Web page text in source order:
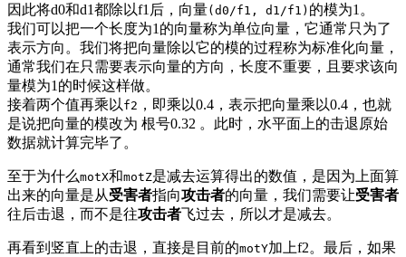
因此将d0和d1都除以f1后，向量(d0/f1, d1/f1) 的模为1。
我们可以把一个长度为1的向量称为单位向量，它通常只为了
表示方向。我们将把向量除以它的模的过程称为标准化向量，
通常我们在只需要表示向量的方向，长度不重要，且要求该向
量模为1的时候这样做。
接着两个值再乘以 f2 ，即乘以0.4，表示把向量乘以0.4，也就
是说把向量的模改为 根号0.32 。此时，水平面上的击退原始
数据就计算完毕了。
至于为什么motX和motZ是减去运算得出的数值，是因为上面算
出来的向量是从受害者指向攻击者的向量，我们需要让受害者
往后击退，而不是往攻击者飞过去，所以才是减去。
再看到竖直上的击退，直接是目前的motY加上f2。最后，如果